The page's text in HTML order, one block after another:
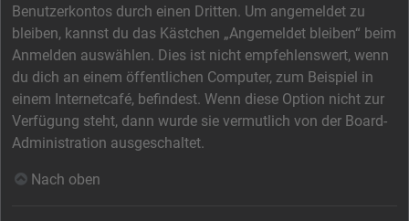
Benutzerkontos durch einen Dritten. Um angemeldet zu
bleiben, kannst du das Kästchen „Angemeldet bleiben“ beim
Anmelden auswählen. Dies ist nicht empfehlenswert, wenn
du dich an einem öffentlichen Computer, zum Beispiel in
einem Internetcafé, befindest. Wenn diese Option nicht zur
Verfügung steht, dann wurde sie vermutlich von der Board-
Administration ausgeschaltet.
Nach oben